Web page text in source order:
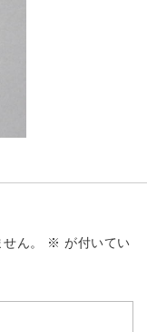
ん。 ※ が付いてい